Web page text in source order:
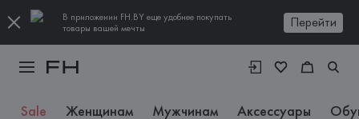
В приложении FH.BY еще удобнее покупать
товары вашей мечты
Перейти
Sale Женщинам Мужчинам Аксессуары